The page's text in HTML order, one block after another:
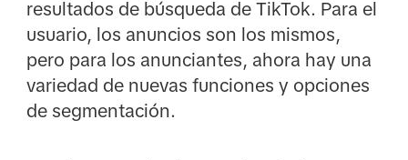
resultados de búsqueda de TikTok. Para el
usuario, los anuncios son los mismos,
pero para los anunciantes, ahora hay una
variedad de nuevas funciones y opciones
de segmentación.